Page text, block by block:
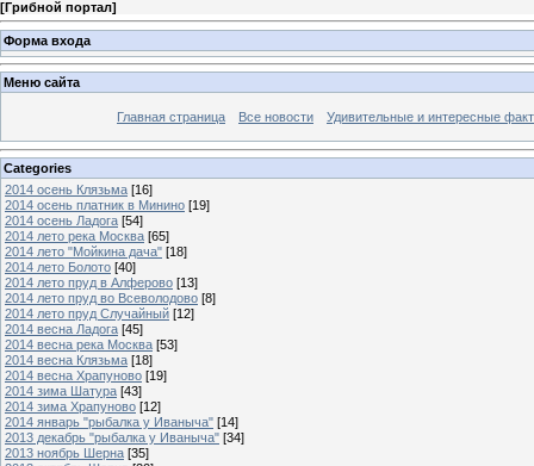
[Грибной портал]
Форма входа
Меню сайта
Главная страница Все новости Удивительные и интересные
Categories
2014 осень Клязьма [16]
2014 осень платник в Минино [19]
2014 осень Ладога [54]
2014 лето река Москва [65]
2014 лето "Мойкина дача" [18]
2014 лето Болото [40]
2014 лето пруд в Алферово [13]
2014 лето пруд во Всеволодово [8]
2014 лето пруд Случайный [12]
2014 весна Ладога [45]
2014 весна река Москва [53]
2014 весна Клязьма [18]
2014 весна Храпуново [19]
2014 зима Шатура [43]
2014 зима Храпуново [12]
2014 январь "рыбалка у Иваныча" [14]
2013 декабрь "рыбалка у Иваныча" [34]
2013 ноябрь Шерна [35]